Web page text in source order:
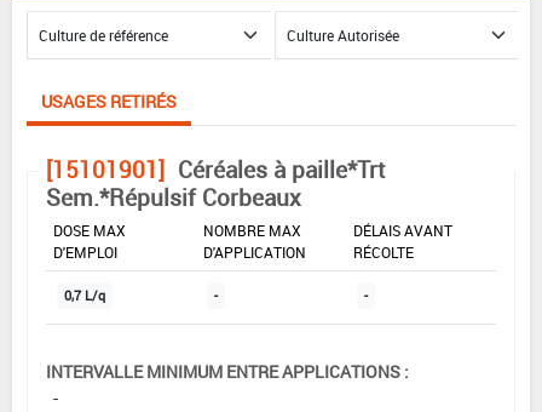
USAGES RETIRÉS
[15101901] Céréales à paille*Trt
Sem.*Répulsif Corbeaux
DOSE MAX
D'EMPLOI
NOMBRE MAX
D'APPLICATION
DÉLAIS AVANT
RÉCOLTE
0,7 L/q - -
INTERVALLE MINIMUM ENTRE APPLICATIONS :
-